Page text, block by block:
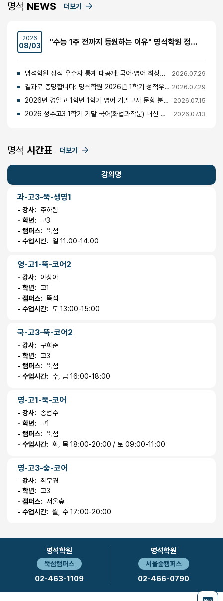
명석 NEWS 더보기
2026
08/03 "수능 1주 전까지 등원하는 이유" 명석학원 정시반 개강 안내 (성수고·경일고·무학여고·대광고 등)
명석학원 성적 우수자 통계 대공개! 국어·영어 최상위권의 비밀 2026.07.29
결과로 증명합니다: 명석학원 2026년 1학기 성적우수자 명단 공개 2026.07.29
2026년 경일고 1학년 1학기 영어 기말고사 문항 분석 및 총평 2026.07.15
2026 성수고3 1학기 기말 국어(화법과작문) 내신 분석 및 경향 2026.07.13
명석 시간표 더보기
강의명
과-고3-뚝-생명1
- 강사:
주하림
- 학년:
고3
- 캠퍼스:
뚝섬
- 수업시간:
일 11:00-14:00
영-고1-뚝-코어2
- 강사:
이상아
- 학년:
고1
- 캠퍼스:
뚝섬
- 수업시간:
토 13:00-15:00
국-고3-뚝-코어2
- 강사:
구희준
- 학년:
고3
- 캠퍼스:
뚝섬
- 수업시간:
수, 금 16:00-18:00
영-고1-뚝-코어
- 강사:
송범수
- 학년:
고1
- 캠퍼스:
뚝섬
- 수업시간: 화, 목 18:00-20:00 / 토 09:00-11:00
영-고3-숲-코어
- 강사: 최무경
- 학년:
고3
- 캠퍼스:
서울숲
- 수업시간: 월, 수 17:00-20:00
명석학원
뚝섬캠퍼스
02-463-1109
명석학원
서울숲캠퍼스
02-466-0790